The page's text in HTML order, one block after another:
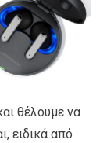
θέλουμε να
ειδικά από